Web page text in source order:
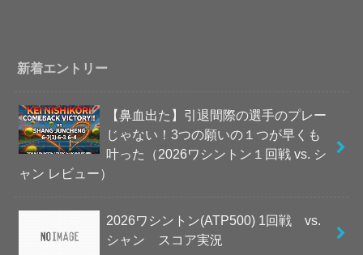
新着エントリー
【鼻血出た】引退間際の選手のプレー
じゃない！3つの願いの１つが早くも
叶った（2026ワシントン１回戦 vs. シ
ャン レビュー）
2026ワシントン(ATP500) 1回戦 vs.
シャン スコア実況